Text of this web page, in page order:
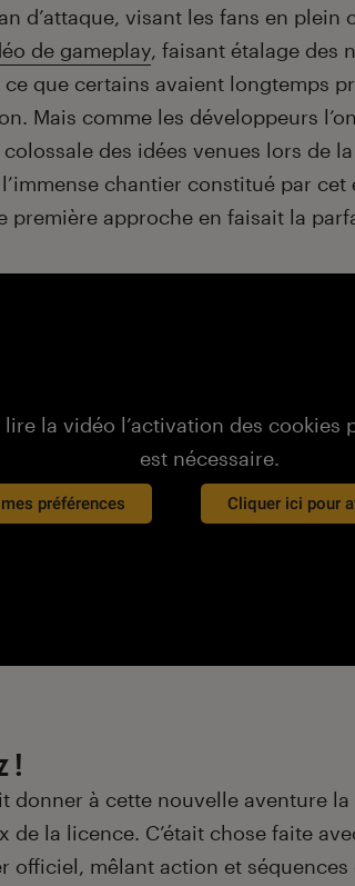
d’attaque, visant les fans en plein
de gameplay, faisant étalage des
ce que certains avaient longtemps
Mais comme les développeurs
des idées venues lors de
chantier constitué par cet
première approche en faisait la
lire la vidéo l’activation des cookies
est nécessaire.
préférences Cliquer ici pour
!
donner à cette nouvelle aventure
de la licence. C’était chose faite
officiel, mêlant action et séquences